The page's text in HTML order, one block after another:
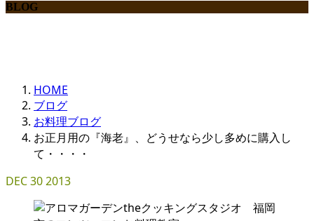
BLOG
HOME
ブログ
お料理ブログ
お正月用の『海老』、どうせなら少し多めに購入し
て・・・・
DEC302013